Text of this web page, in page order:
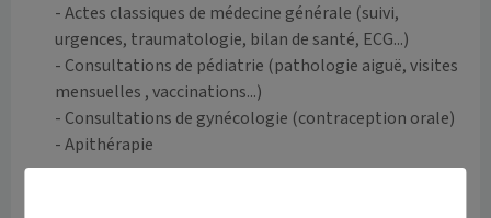
- Actes classiques de médecine générale (suivi,
urgences, traumatologie, bilan de santé, ECG...)
- Consultations de pédiatrie (pathologie aiguë, visites
mensuelles , vaccinations...)
- Consultations de gynécologie (contraception orale)
- Apithérapie